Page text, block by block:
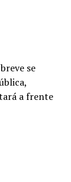
se
a frente